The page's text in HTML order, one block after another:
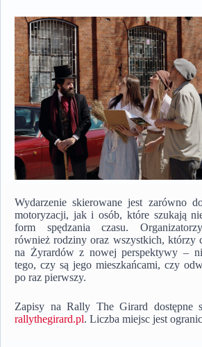
Wydarzenie skierowane jest zarówno
motoryzacji, jak i osób, które szukają
form spędzania czasu.
również rodziny oraz wszystkich, którzy
na Żyrardów z nowej perspektywy –
tego, czy są jego mieszkańcami, czy
po raz pierwszy.
Zapisy na Rally The Girard dostępne
rallythegirard.pl. Liczba miejsc jest